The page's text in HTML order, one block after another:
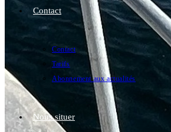
Contact
Contact
Tarifs
Abonnement aux actualités
Nous situer